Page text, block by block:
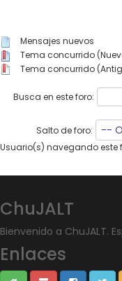
Mensajes nuevos
Tema concurrido
Tema concurrido
Busca en este foro:
Salto de foro:
Usuario(s) navegando este
ChuJALT
Bienvenido a ChuJALT.
Enlaces